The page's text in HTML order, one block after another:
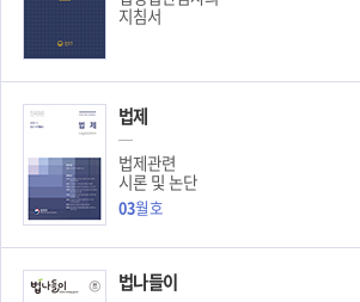
지침서
법제
법제관련
시론 및 논단
03월호
법나들이